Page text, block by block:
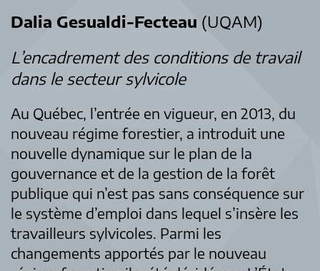
Dalia Gesualdi-Fecteau (UQAM)
L’encadrement des conditions de travail
dans le secteur sylvicole
Au Québec, l’entrée en vigueur, en 2013, du
nouveau régime forestier, a introduit une
nouvelle dynamique sur le plan de la
gouvernance et de la gestion de la forêt
publique qui n’est pas sans conséquence sur
le système d’emploi dans lequel s’insère les
travailleurs sylvicoles. Parmi les
changements apportés par le nouveau